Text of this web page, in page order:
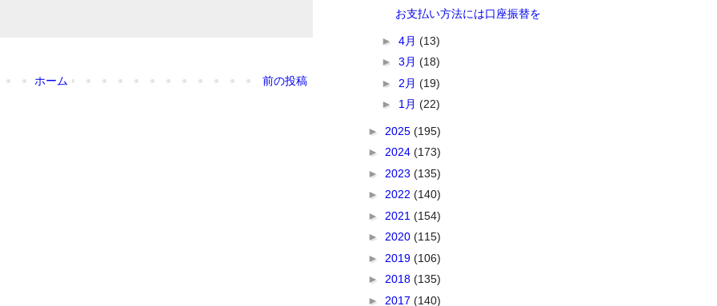
前の投稿
ホーム
お支払い方法には口座振替を
► 4月 (13)
► 3月 (18)
► 2月 (19)
► 1月 (22)
► 2025 (195)
► 2024 (173)
► 2023 (135)
► 2022 (140)
► 2021 (154)
► 2020 (115)
► 2019 (106)
► 2018 (135)
► 2017 (140)